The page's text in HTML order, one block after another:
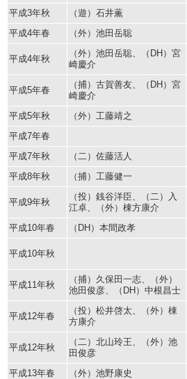
平成3年秋
（遊）石井薫
平成4年春
（外）池田岳聡
平成4年秋
（外）池田岳聡、（DH）宮
崎慶介
平成5年春
（捕）古賀善友、（DH）宮
崎慶介
平成5年秋
（外）工藤靖之
平成7年春
平成7年秋
（二）佐藤活人
平成8年秋
（捕）工藤健一
平成9年秋
（投）銭谷洋臣、（二）入
江卓、（外）棟方康介
平成10年春
（DH）本間政孝
平成10年秋
平成11年秋
（捕）久保田一志、（外）
池田俊彦、（DH）中根昌士
平成12年春
（投）松井啓太、（外）棟
方康介
平成12年秋
（二）北山玲王、（外）池
田俊彦
平成13年春 （外）池野康史